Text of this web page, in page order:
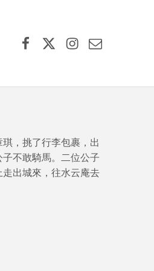
，挑了行李包裹，出
不敢騎馬。二位公子
出城來，往水云庵去